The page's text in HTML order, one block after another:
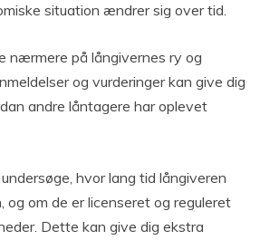
situation ændrer sig over tid.
nærmere på långivernes ry og
og vurderinger kan give dig
andre låntagere har oplevet
hvor lang tid långiveren
om de er licenseret og reguleret
Dette kan give dig ekstra